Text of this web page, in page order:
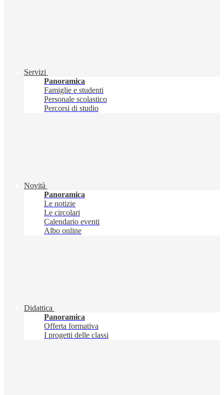
Servizi
Panoramica
Famiglie e studenti
Personale scolastico
Percorsi di studio
Novità
Panoramica
Le notizie
Le circolari
Calendario eventi
Albo online
Didattica
Panoramica
Offerta formativa
I progetti delle classi